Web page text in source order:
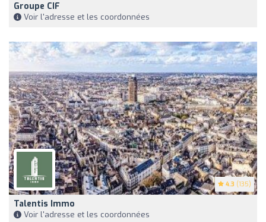
Groupe CIF
Voir l'adresse et les coordonnées
4.3 (135)
Talentis Immo
Voir l'adresse et les coordonnées